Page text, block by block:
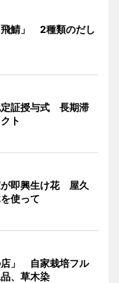
飛鯖」 2種類のだし
定証授与式 長期滞
ト
が即興生け花 屋久
使って
店」 自家栽培フル
、草木染